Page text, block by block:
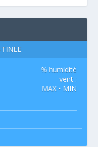
% humidité
vent :
MAX • MIN